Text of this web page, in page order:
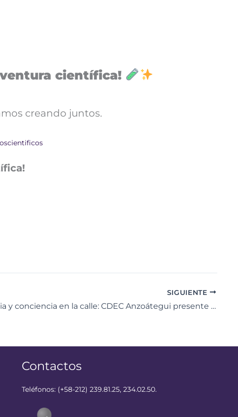
científica!
creando juntos.
SIGUIENTE
Ciencia y conciencia en la calle: CDEC Anzoátegui presente en la Gran Toma de la Plaza Bolívar
Contactos
Teléfonos: (+58-212) 239.81.25, 234.02.50.